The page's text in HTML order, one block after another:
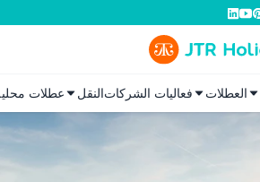
العطلات فعاليات الشركاتالنقل عطلات